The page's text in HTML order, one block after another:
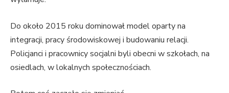
Do około 2015 roku dominował model oparty na
integracji, pracy środowiskowej i budowaniu relacji.
Policjanci i pracownicy socjalni byli obecni w szkołach, na
osiedlach, w lokalnych społecznościach.